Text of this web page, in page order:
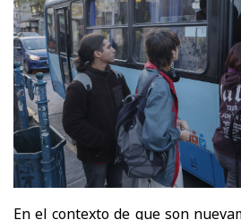
En el contexto de que son